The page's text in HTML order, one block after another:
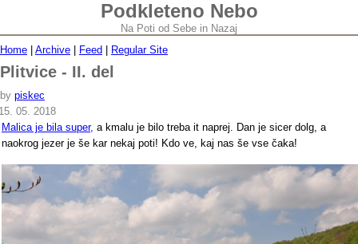
Podkleteno Nebo
Na Poti od Sebe in Nazaj
Home
Archive Feed Regular Site
Plitvice - II. del
by piskec
05. 2018
Malica je bila super, a kmalu je bilo treba it naprej. Dan je sicer dolg, a
naokrog jezer je še kar nekaj poti! Kdo ve, kaj nas še vse čaka!